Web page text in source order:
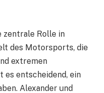
zentrale Rolle in
des Motorsports, die
extremen
entscheidend, ein
Alexander und